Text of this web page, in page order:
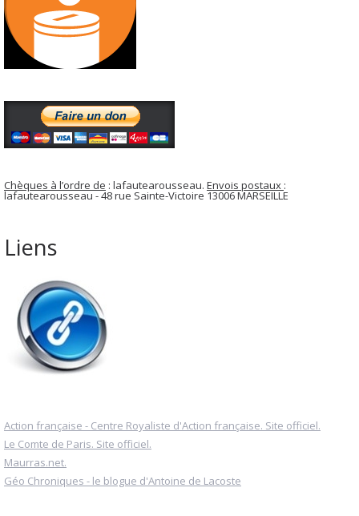
Chèques à l’ordre de : lafautearousseau. Envois postaux :
lafautearousseau - 48 rue Sainte-Victoire 13006 MARSEILLE
Liens
Action française - Centre Royaliste d'Action française. Site officiel.
Le Comte de Paris. Site officiel.
Maurras.net.
Géo Chroniques - le blogue d'Antoine de Lacoste